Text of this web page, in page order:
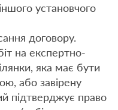
установчого
договору.
на експертно-
яка має бути
або завірену
підтверджує право